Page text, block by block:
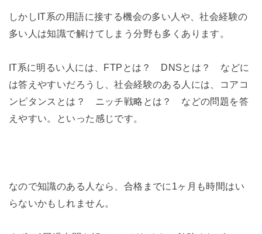
しかしIT系の用語に接する機会の多い人や、社会経験の
多い人は知識で解けてしまう分野も多くあります。
IT系に明るい人には、FTPとは？ DNSとは？ などに
は答えやすいだろうし、社会経験のある人には、コアコ
ンピタンスとは？ ニッチ戦略とは？ などの問題を答
えやすい。といった感じです。
なので知識のある人なら、合格までに1ヶ月も時間はい
らないかもしれません。